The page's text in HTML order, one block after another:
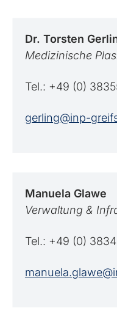
Dr. Torsten
Medizinische
Tel.: +49 (0)
gerling@inp-
Manuela Glawe
Verwaltung &
Tel.: +49 (0)